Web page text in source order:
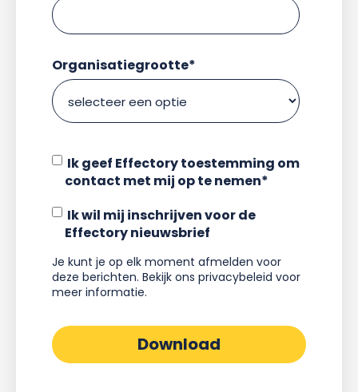
Organisatiegrootte*
Ik geef Effectory toestemming om
contact met mij op te nemen*
Ik wil mij inschrijven voor de
Effectory nieuwsbrief
Je kunt je op elk moment afmelden voor
deze berichten. Bekijk ons privacybeleid voor
meer informatie.